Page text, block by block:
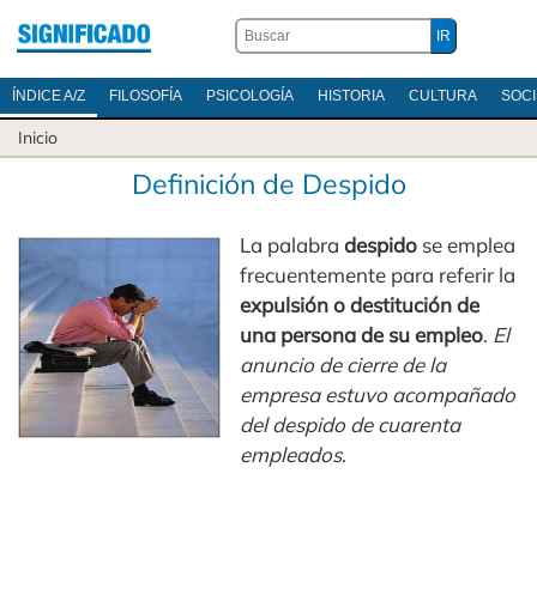
ÍNDICE A/Z FILOSOFÍA PSICOLOGÍA HISTORIA CULTURA
Inicio
Definición de Despido
La palabradespido se emplea
frecuentemente para referir la
expulsión o destitución de
una persona de su empleo. El
anuncio de cierre de la
empresa estuvo acompañado
del despido de cuarenta
empleados.